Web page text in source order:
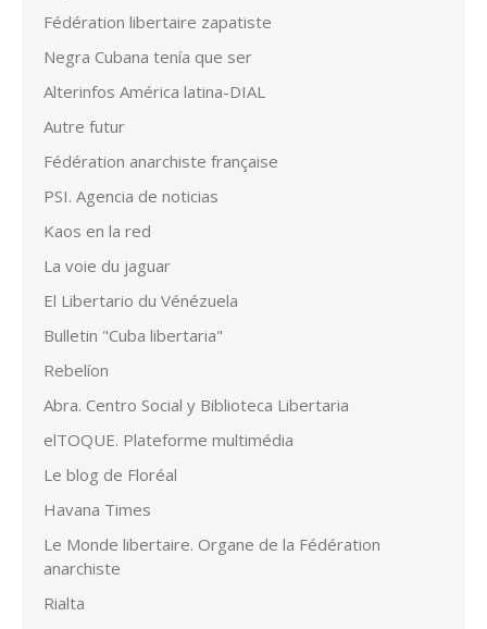
Fédération libertaire zapatiste
Negra Cubana tenía que ser
Alterinfos América latina-DIAL
Autre futur
Fédération anarchiste française
PSI. Agencia de noticias
Kaos en la red
La voie du jaguar
El Libertario du Vénézuela
Bulletin "Cuba libertaria"
Rebelíon
Abra. Centro Social y Biblioteca Libertaria
elTOQUE. Plateforme multimédia
Le blog de Floréal
Havana Times
Le Monde libertaire. Organe de la Fédération
anarchiste
Rialta